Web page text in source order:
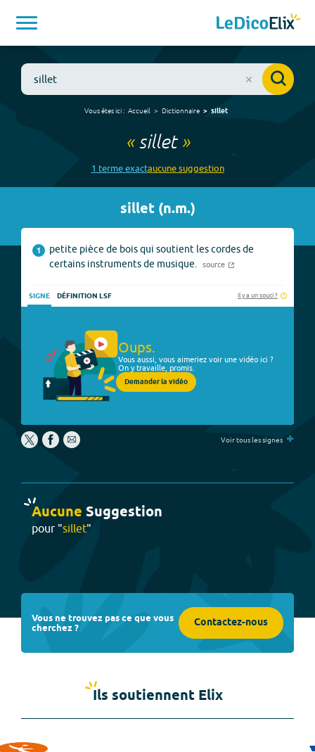
Vous êtes ici : Accueil Dictionnaire sillet
«sillet»
1 termeexactaucunesuggestion
sillet(n.m.)
1
petite pièce de bois qui soutient les cordes de
certains instruments de musique.
source
SIGNE DÉFINITION LSF Il y a un souci ?
Oups.
Vous aussi, vous aimeriez voir une vidéo ici ?
On y travaille, promis.
Demander la vidéo
Voir tous les signes +
Aucune Suggestion
pour "sillet"
Vous ne trouvez pas ce que vous
cherchez ? Contactez-nous
Ils soutiennent Elix